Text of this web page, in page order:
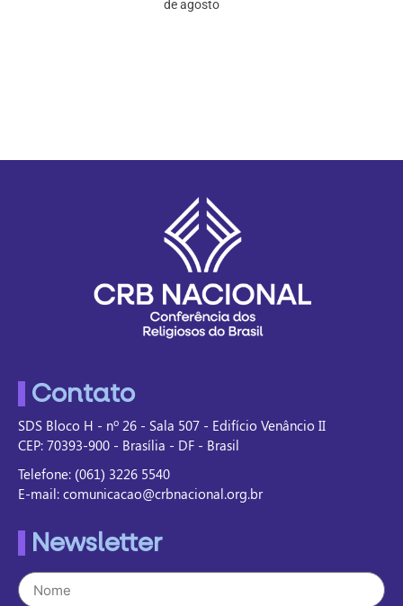
de agosto
Contato
SDS Bloco H - nº 26 - Sala 507 - Edifício Venâncio II
CEP: 70393-900 - Brasília - DF - Brasil
Telefone: (061) 3226 5540
E-mail: comunicacao@crbnacional.org.br
Newsletter